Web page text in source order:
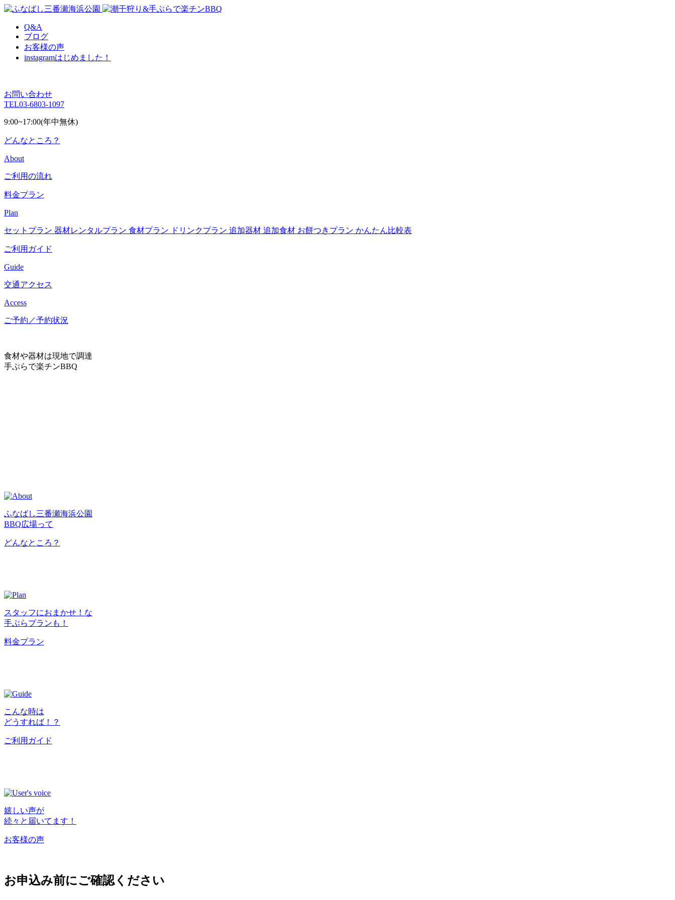
Q&A
ブログ
お客様の声
instagramはじめました！
お問い合わせ
TEL03-6803-1097
9:00~17:00(年中無休)
どんなところ？
About
ご利用の流れ
料金プラン
Plan
セットプラン 器材レンタルプラン 食材プラン ドリンクプラン 追加器材 追加食材 お餅つきプラン かんたん比較表
ご利用ガイド
Guide
交通アクセス
Access
ご予約／予約状況
食材や器材は現地で調達
手ぶらで楽チンBBQ
ふなばし三番瀬海浜公園
BBQ広場って
どんなところ？
スタッフにおまかせ！な
手ぶらプランも！
料金プラン
こんな時は
どうすれば！？
ご利用ガイド
嬉しい声が
続々と届いてます！
お客様の声
お申込み前にご確認ください